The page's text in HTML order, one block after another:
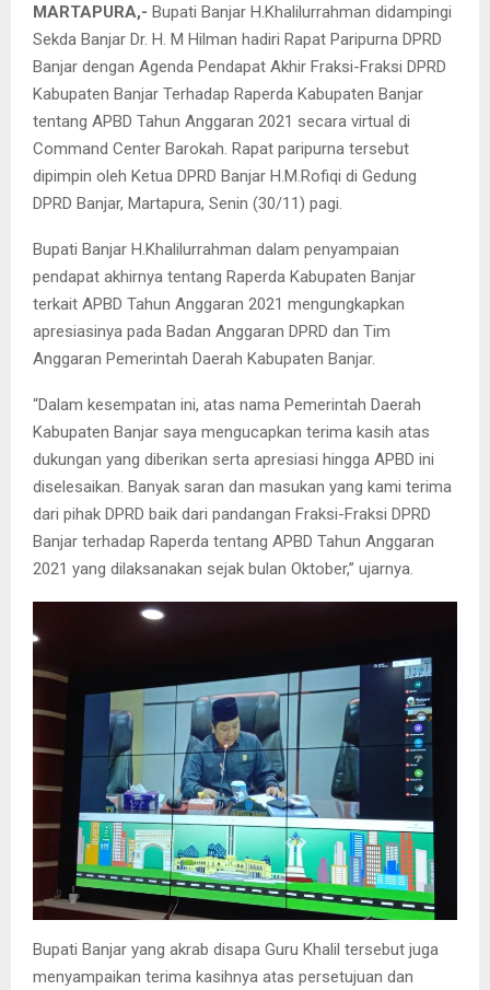
MARTAPURA,- Bupati Banjar H.Khalilurrahman didampingi
Sekda Banjar Dr. H. M Hilman hadiri Rapat Paripurna DPRD
Banjar dengan Agenda Pendapat Akhir Fraksi-Fraksi DPRD
Kabupaten Banjar Terhadap Raperda Kabupaten Banjar
tentang APBD Tahun Anggaran 2021 secara virtual di
Command Center Barokah. Rapat paripurna tersebut
dipimpin oleh Ketua DPRD Banjar H.M.Rofiqi di Gedung
DPRD Banjar, Martapura, Senin (30/11) pagi.
Bupati Banjar H.Khalilurrahman dalam penyampaian
pendapat akhirnya tentang Raperda Kabupaten Banjar
terkait APBD Tahun Anggaran 2021 mengungkapkan
apresiasinya pada Badan Anggaran DPRD dan Tim
Anggaran Pemerintah Daerah Kabupaten Banjar.
“Dalam kesempatan ini, atas nama Pemerintah Daerah
Kabupaten Banjar saya mengucapkan terima kasih atas
dukungan yang diberikan serta apresiasi hingga APBD ini
diselesaikan. Banyak saran dan masukan yang kami terima
dari pihak DPRD baik dari pandangan Fraksi-Fraksi DPRD
Banjar terhadap Raperda tentang APBD Tahun Anggaran
2021 yang dilaksanakan sejak bulan Oktober,” ujarnya.
Bupati Banjar yang akrab disapa Guru Khalil tersebut juga
menyampaikan terima kasihnya atas persetujuan dan